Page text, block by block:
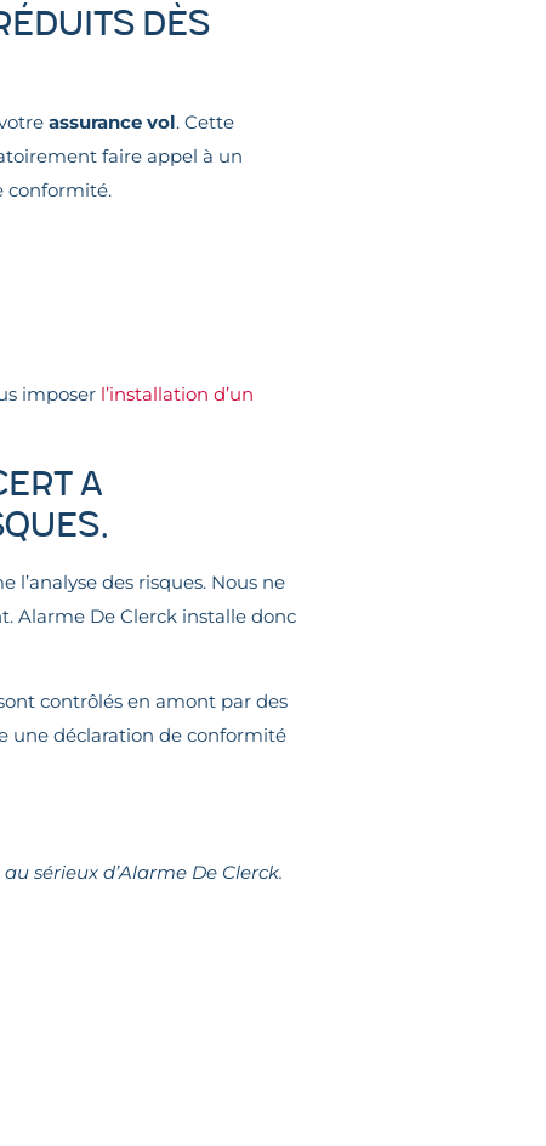
dès
assurance vol. Cette
faire appel à un
conformité.
imposer l’installation d’un
a
l’analyse des risques. Nous ne
Alarme De Clerck installe donc
contrôlés en amont par des
une déclaration de conformité
sérieux d’Alarme De Clerck.